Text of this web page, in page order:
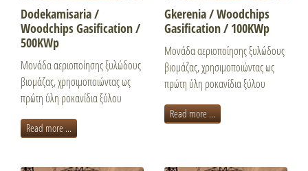
Dodekamisaria /
Woodchips Gasification /
500KWp
Μονάδα αεριοποίησης ξυλώδους
βιομάζας, χρησιμοποιώντας ως
πρώτη ύλη ροκανίδια ξύλου
Read more ...
Gkerenia / Woodchips
Gasification / 100KWp
Μονάδα αεριοποίησης ξυλώδους
βιομάζας, χρησιμοποιώντας ως
πρώτη ύλη ροκανίδια ξύλου
Read more ...